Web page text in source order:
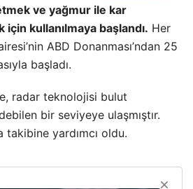
ve yağmur ile kar
kullanılmaya başlandı. Her
ABD Donanması’ndan 25
başladı.
radar teknolojisi bulut
bir seviyeye ulaşmıştır.
takibine yardımcı oldu.